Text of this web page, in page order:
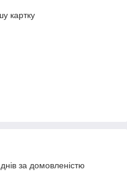
картку
за домовленістю